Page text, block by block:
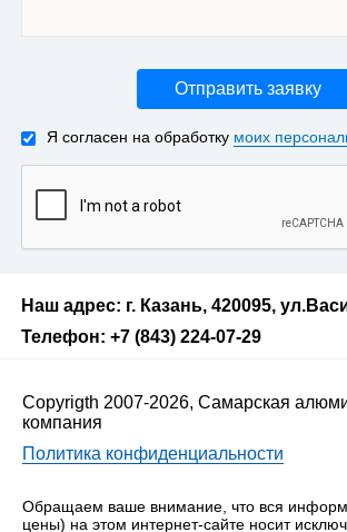
Отправить заявку
Я согласен на обработку моих
Наш адрес: г. Казань, 420095,
Телефон: +7 (843) 224-07-29
Copyrigth 2007-2026, Самарская
компания
Политика конфиденциальности
Обращаем ваше внимание, что вся
цены) на этом интернет-сайте носит